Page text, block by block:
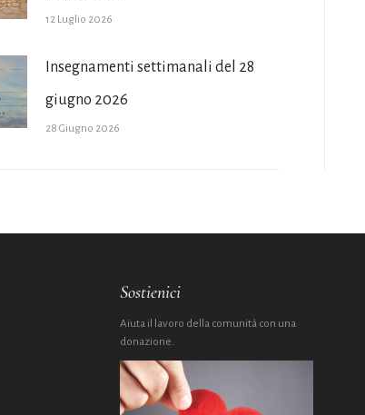
12 Luglio 2026
Insegnamenti settimanali del 28
giugno 2026
28 Giugno 2026
Sostienici
Aiuta il lavoro della comunità con una
donazione.